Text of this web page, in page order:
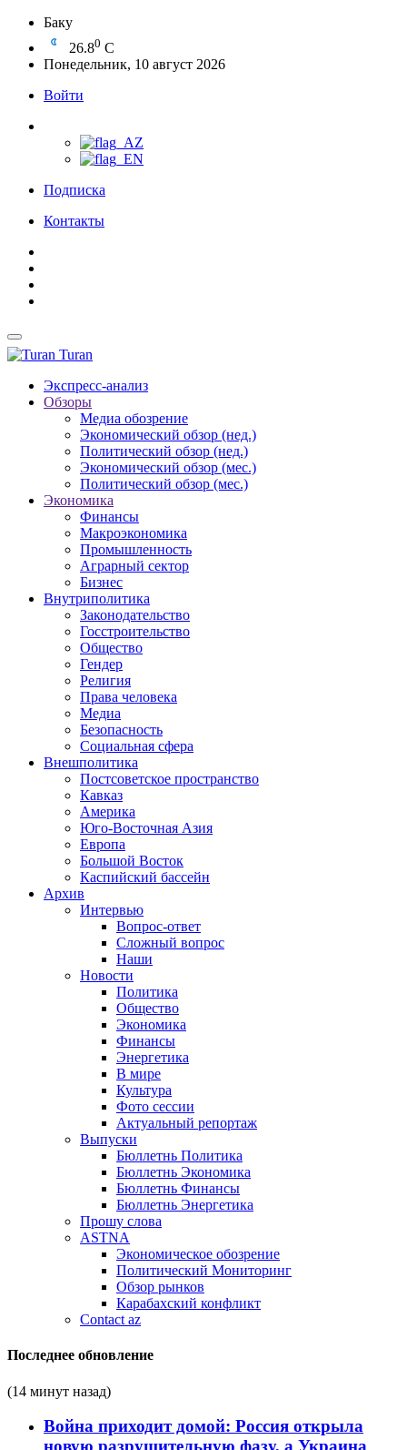
Баку
26.80 C
Понедельник, 10 август 2026
Войти
Подписка
Контакты
Turan
Экспресс-анализ
Обзоры
Медиа обозрение
Экономический обзор (нед.)
Политический обзор (нед.)
Экономический обзор (мес.)
Политический обзор (мес.)
Экономика
Финансы
Макроэкономика
Промышленность
Аграрный сектор
Бизнес
Внутриполитика
Законодательство
Госстроительство
Общество
Гендер
Религия
Права человека
Медиа
Безопасность
Социальная сфера
Внешполитика
Постсоветское пространство
Кавказ
Америка
Юго-Восточная Азия
Европа
Большой Восток
Каспийский бассейн
Архив
Интервью
Вопрос-ответ
Сложный вопрос
Наши
Новости
Политика
Общество
Экономика
Финансы
Энергетика
В мире
Культура
Фото сессии
Актуальный репортаж
Выпуски
Бюллетнь Политика
Бюллетнь Экономика
Бюллетнь Финансы
Бюллетнь Энергетика
Прошу слова
ASTNA
Экономическое обозрение
Политический Мониторинг
Обзор рынков
Карабахский конфликт
Contact az
Последнее обновление
(14 минут назад)
Война приходит домой: Россия открыла
новую разрушительную фазу, а Украина